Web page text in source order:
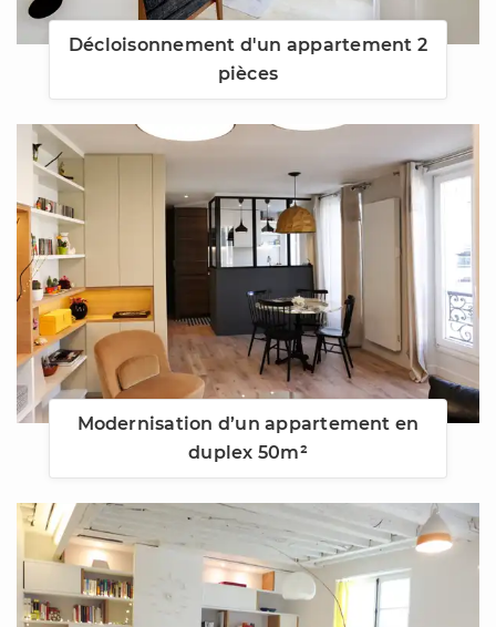
Décloisonnement d'un appartement 2
pièces
Modernisation d’un appartement en
duplex 50m²